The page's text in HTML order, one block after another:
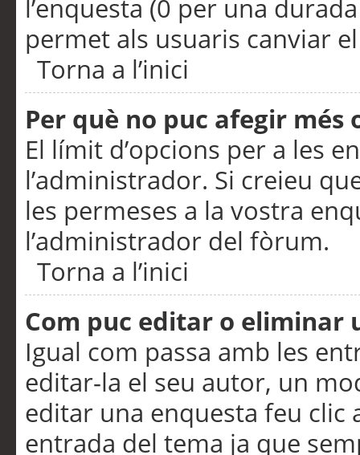
l’enquesta (0 per una
permet als usuaris canviar
Torna a l’inici
Per què no puc afegir més
El límit d’opcions per a les
l’administrador. Si creieu
les permeses a la vostra
l’administrador del fòrum.
Torna a l’inici
Com puc editar o eliminar
Igual com passa amb les
editar-la el seu autor, un
editar una enquesta feu clic
entrada del tema ja que